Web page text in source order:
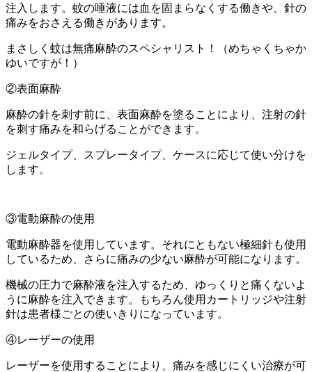
注入します。蚊の唾液には血を固まらなくする働きや、針の
痛みをおさえる働きがあります。
まさしく蚊は無痛麻酔のスペシャリスト！（めちゃくちゃか
ゆいですが！）
②表面麻酔
麻酔の針を刺す前に、表面麻酔を塗ることにより、注射の針
を刺す痛みを和らげることができます。
ジェルタイプ、スプレータイプ、ケースに応じて使い分けを
します。
③電動麻酔の使用
電動麻酔器を使用しています。それにともない極細針も使用
しているため、さらに痛みの少ない麻酔が可能になります。
機械の圧力で麻酔液を注入するため、ゆっくりと痛くないよ
うに麻酔を注入できます。もちろん使用カートリッジや注射
針は患者様ごとの使いきりになっています。
④レーザーの使用
レーザーを使用することにより、痛みを感じにくい治療が可